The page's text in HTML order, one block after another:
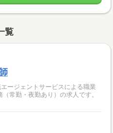
覧
ージェントサービスによる職業
常勤・夜勤あり）の求人です。